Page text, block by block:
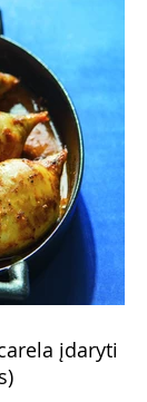
įdaryti